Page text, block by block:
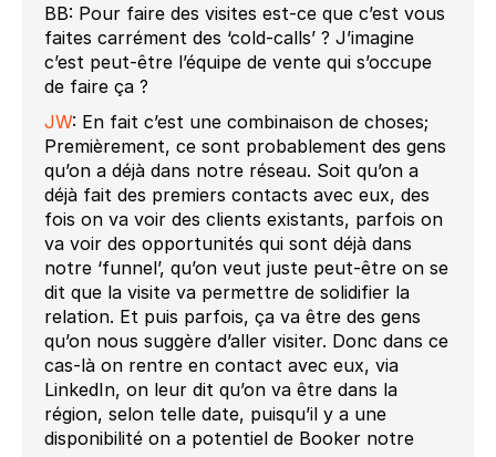
BB: Pour faire des visites est-ce que c’est vous
faites carrément des ‘cold-calls’ ? J’imagine
c’est peut-être l’équipe de vente qui s’occupe
de faire ça ?
JW: En fait c’est une combinaison de choses;
Premièrement, ce sont probablement des gens
qu’on a déjà dans notre réseau. Soit qu’on a
déjà fait des premiers contacts avec eux, des
fois on va voir des clients existants, parfois on
va voir des opportunités qui sont déjà dans
notre ‘funnel’, qu’on veut juste peut-être on se
dit que la visite va permettre de solidifier la
relation. Et puis parfois, ça va être des gens
qu’on nous suggère d’aller visiter. Donc dans ce
cas-là on rentre en contact avec eux, via
LinkedIn, on leur dit qu’on va être dans la
région, selon telle date, puisqu’il y a une
disponibilité on a potentiel de Booker notre